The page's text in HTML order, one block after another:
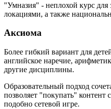
"Умназия" - неплохой курс для
локациями, а также
Аксиома
Более гибкий вариант для
английское наречие,
другие дисциплины.
Образовательный подход
позволяет "покупать"
подобно сетевой игре.